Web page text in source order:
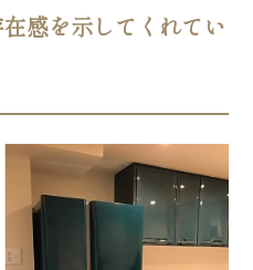
感を示してくれてい